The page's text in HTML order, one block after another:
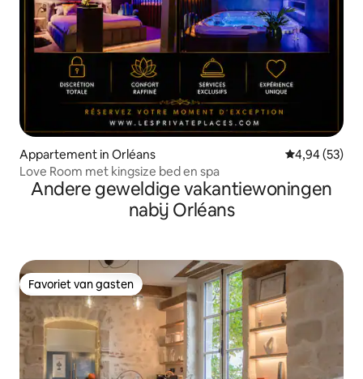
Appartement in Orléans Gemiddelde
4,94 (53)
Love Room met kingsize bed en spa
Andere geweldige vakantiewoningen
nabij Orléans
Favoriet van gasten
Favoriet van gasten